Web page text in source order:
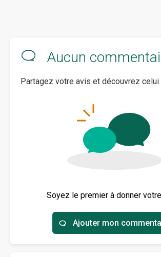
Aucun
Partagez votre avis et découvrez celui
Soyez le premier à donner
Ajouter mon